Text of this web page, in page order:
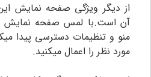
از دیگر ویژگی صفحه نمایش
آن است.با لمس صفحه نمایش
منو و تنظیمات دسترسی پیدا
مورد نظر را اعمال میکنید.